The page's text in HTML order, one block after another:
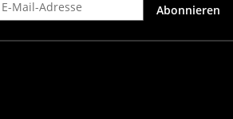
Abonnieren